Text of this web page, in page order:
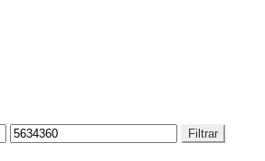
Precio
máximo
Filtrar